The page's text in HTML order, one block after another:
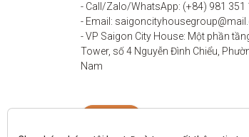
- Call/Zalo/WhatsApp: (+84) 981 351
- Email:
- VP Saigon City House: Một phần
Tower, số 4 Nguyễn Đình Chiểu,
Nam